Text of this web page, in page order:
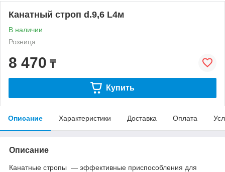
Канатный строп d.9,6 L4м
В наличии
Розница
8 470 ₸
Купить
Описание Характеристики Доставка Оплата
Описание
Канатные стропы — эффективные приспособления для